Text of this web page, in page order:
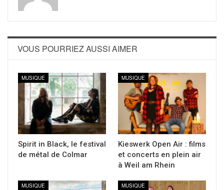
VOUS POURRIEZ AUSSI AIMER
MUSIQUE
Spirit in Black, le festival
de métal de Colmar
MUSIQUE
Kieswerk Open Air : films
et concerts en plein air
à Weil am Rhein
MUSIQUE MUSIQUE